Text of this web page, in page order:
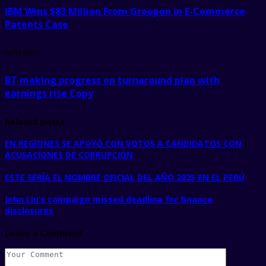
IBM Wins $83 Million From Groupon in E-Commerce
Patents Case
next post
BT making progress on turnaround plan with
earnings rise Copy
Related posts
EN REGIONES SE APOYÓ CON VOTOS A CANDIDATOS CON
ACUSACIONES DE CORRUPCIÓN
ESTE SERÍA EL NOMBRE OFICIAL DEL AÑO 2025 EN EL PERÚ
John Liu’s campaign missed deadline for finance
disclosures
Leave a Comment